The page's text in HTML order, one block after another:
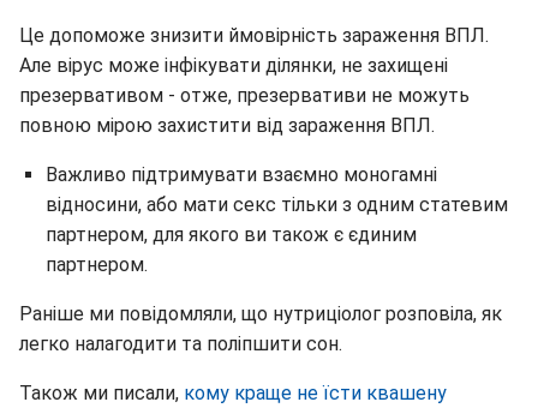
Це допоможе знизити ймовірність зараження ВПЛ.
Але вірус може інфікувати ділянки, не захищені
презервативом - отже, презервативи не можуть
повною мірою захистити від зараження ВПЛ.
Важливо підтримувати взаємно моногамні
відносини, або мати секс тільки з одним статевим
партнером, для якого ви також є єдиним
партнером.
Раніше ми повідомляли, що нутриціолог розповіла, як
легко налагодити та поліпшити сон.
Також ми писали, кому краще не їсти квашену